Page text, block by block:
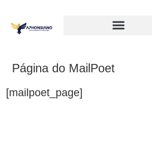
Página do MailPoet
[mailpoet_page]